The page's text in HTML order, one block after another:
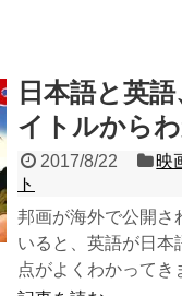
日本語と英
イトルから
2017/8/22 映
ト
邦画が海外で公開さ
いると、英語が日本
点がよくわかってき